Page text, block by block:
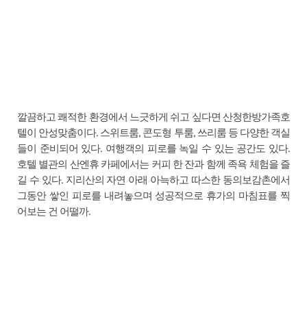
깔끔하고 쾌적한 환경에서 느긋하게 쉬고 싶다면 산청한방가족호
텔이 안성맞춤이다. 스위트룸, 콘도형 투룸, 쓰리룸 등 다양한 객실
들이 준비되어 있다. 여행객의 피로를 녹일 수 있는 공간도 있다.
호텔 별관의 산엔휴 카페에서는 커피 한 잔과 함께 족욕 체험을 즐
길 수 있다. 지리산의 자연 아래 아늑하고 따스한 동의보감촌에서
그동안 쌓인 피로를 내려놓으며 성공적으로 휴가의 마침표를 찍
어보는 건 어떨까.